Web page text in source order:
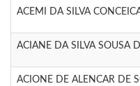
ACEMI DA SILVA
ACIANE DA SILVA SOUSA
ACIONE DE ALENCAR DE